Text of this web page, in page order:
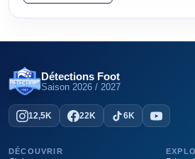
Détections Foot
Saison 2026 / 2027
12,5K 22K 6K
DÉCOUVRIR